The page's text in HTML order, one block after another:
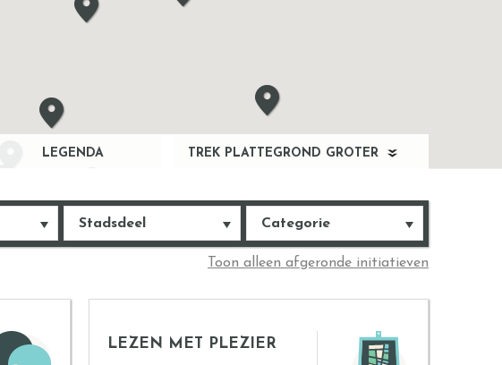
LEGENDA TREK PLATTEGROND GROTER
Categorie
Stadsdeel
Toon alleen afgeronde initiatieven
LEZEN MET PLEZIER